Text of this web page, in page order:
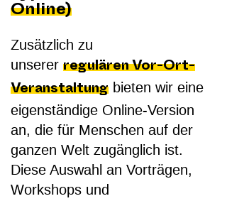
Online)
Zusätzlich zu
unserer
regulären Vor-Ort-
Veranstaltung
bieten wir eine
eigenständige Online-Version
an, die für Menschen auf der
ganzen Welt zugänglich ist.
Diese Auswahl an Vorträgen,
Workshops und